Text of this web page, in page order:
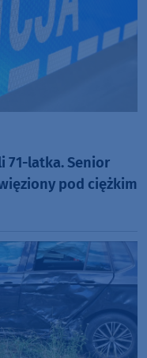
71-latka. Senior
pod ciężkim